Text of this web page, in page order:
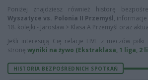
Poniżej znajdziesz również historę
Wyszatyce vs. Polonia II Przemyśl,
18. kolejki - Jarosław > Klasa A Przemyśl oraz
Jeśli interesują Cię relacje LIVE z meczów
stronę wyniki na żywo (Ekstraklasa, 1 liga, 2
HISTORIA BEZPOŚREDNICH SPOTKAŃ